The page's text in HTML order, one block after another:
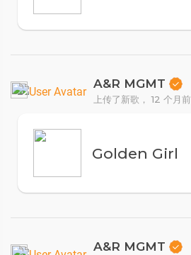
A&R MGMT
上传了新歌，12 个月前
Golden Girl
A&R MGMT